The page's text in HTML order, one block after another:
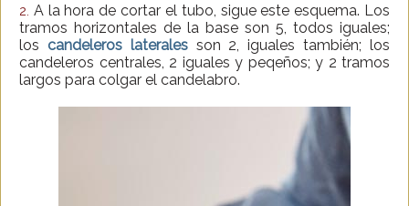
2. A la hora de cortar el tubo, sigue este esquema. Los
tramos horizontales de la base son 5, todos iguales;
los candeleros lateralesson 2, iguales también; los
candeleros centrales, 2 iguales y peqeños; y 2 tramos
largos para colgar el candelabro.